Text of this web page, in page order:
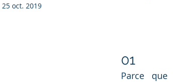
25 oct. 2019
01
Parce